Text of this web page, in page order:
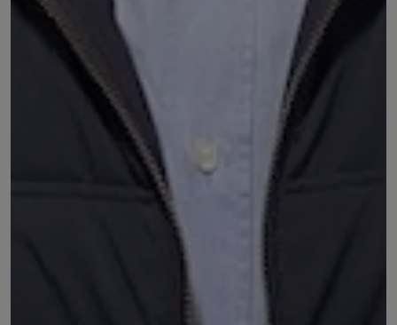
DÉSIGNÉ PAR :
Accord entre :
l'Union nationale des professions libérales
(UNAPL) Auvergne-Rhône-Alpes
L'Union des entreprises de proximité (U2P )
Auvergne- Rhône-Alpes
Commission 6 : Enseignement supérieur, recherche
Commission 4 : Territoires, transport, infrastructure